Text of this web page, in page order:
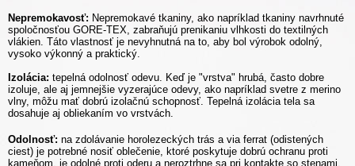
Nepremokavosť: Nepremokavé tkaniny, ako napríklad tkaniny navrhnuté
spoločnosťou GORE-TEX, zabraňujú prenikaniu vlhkosti do textilných
vlákien. Táto vlastnosť je nevyhnutná na to, aby bol výrobok odolný,
vysoko výkonný a praktický.
Izolácia: tepelná odolnosť odevu. Keď je "vrstva" hrubá, často dobre
izoluje, ale aj jemnejšie vyzerajúce odevy, ako napríklad svetre z merino
vlny, môžu mať dobrú izolačnú schopnosť. Tepelná izolácia tela sa
dosahuje aj obliekaním vo vrstvách.
Odolnosť: na zdolávanie horolezeckých trás a via ferrat (odistených
ciest) je potrebné nosiť oblečenie, ktoré poskytuje dobrú ochranu proti
kameňom, je odolné proti oderu a neroztrhne sa pri kontakte so stenami.